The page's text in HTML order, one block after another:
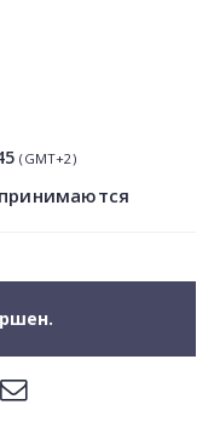
(GMT+2)